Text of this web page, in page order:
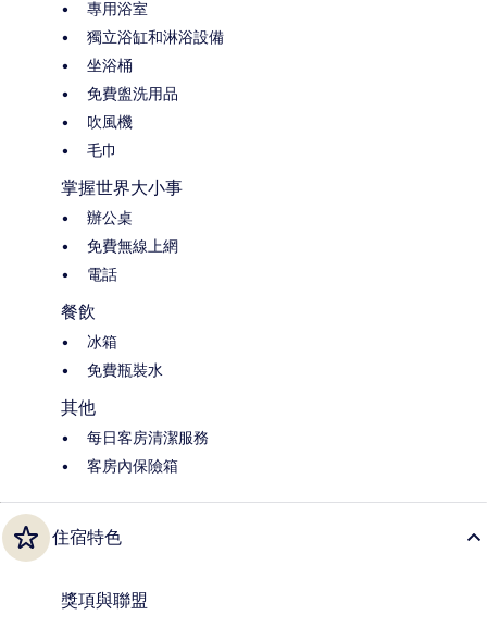
專用浴室
獨立浴缸和淋浴設備
坐浴桶
免費盥洗用品
吹風機
毛巾
掌握世界大小事
辦公桌
免費無線上網
電話
餐飲
冰箱
免費瓶裝水
其他
每日客房清潔服務
客房內保險箱
住宿特色
獎項與聯盟